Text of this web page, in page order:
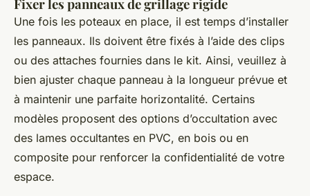
Fixer les panneaux de grillage rigide
Une fois les poteaux en place, il est temps d’installer
les panneaux. Ils doivent être fixés à l’aide des clips
ou des attaches fournies dans le kit. Ainsi, veuillez à
bien ajuster chaque panneau à la longueur prévue et
à maintenir une parfaite horizontalité. Certains
modèles proposent des options d’occultation avec
des lames occultantes en PVC, en bois ou en
composite pour renforcer la confidentialité de votre
espace.